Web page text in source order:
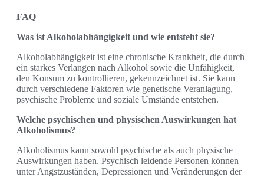
FAQ
Was ist Alkoholabhängigkeit und wie entsteht sie?
Alkoholabhängigkeit ist eine chronische Krankheit, die durch
ein starkes Verlangen nach Alkohol sowie die Unfähigkeit,
den Konsum zu kontrollieren, gekennzeichnet ist. Sie kann
durch verschiedene Faktoren wie genetische Veranlagung,
psychische Probleme und soziale Umstände entstehen.
Welche psychischen und physischen Auswirkungen hat
Alkoholismus?
Alkoholismus kann sowohl psychische als auch physische
Auswirkungen haben. Psychisch leidende Personen können
unter Angstzuständen, Depressionen und Veränderungen der